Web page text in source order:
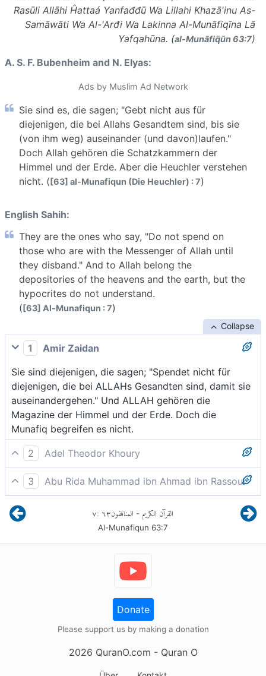
Rasūli Allāhi Ĥattaá Yanfađđū Wa Lillahi Khazā'inu As-
Samāwāti Wa Al-'Arđi Wa Lakinna Al-Munāfiqīna Lā
Yafqahūna. (al-Munāfiq̈ūn 63:7)
A. S. F. Bubenheim and N. Elyas:
Ads by Muslim Ad Network
Sie sind es, die sagen; "Gebt nicht aus für
diejenigen, die bei Allahs Gesandtem sind, bis sie
(von ihm weg) auseinander (und davon)laufen."
Doch Allah gehören die Schatzkammern der
Himmel und der Erde. Aber die Heuchler verstehen
nicht. ([63] al-Munafiqun (Die Heuchler) : 7)
English Sahih:
They are the ones who say, "Do not spend on
those who are with the Messenger of Allah until
they disband." And to Allah belong the
depositories of the heavens and the earth, but the
hypocrites do not understand.
([63] Al-Munafiqun : 7)
Collapse
1
Amir Zaidan
Sie sind diejenigen, die sagen; "Spendet nicht für
diejenigen, die bei ALLAHs Gesandten sind, damit sie
auseinandergehen." Und ALLAH gehören die
Magazine der Himmel und der Erde. Doch die
Munafiq begreifen es nicht.
2
Adel Theodor Khoury
Sie sind es, die sagen; «Spendet nicht für diejenigen,
die beim Gesandten Gottes sind, bis sie davoneilen.»
Doch Gott gehören die Vorratskammern der Himmel
und der Erde. Aber die Heuchler begreifen es nicht.
3
Abu Rida Muhammad ibn Ahmad ibn Rassoul
Sie sind es, die sagen; "Spendet nicht für die, die mit
dem Gesandten Allahs sind, bis sie (ihn) verlassen",
während doch die Schätze der Himmel und der Erde
Allahs sind; allein die Heuchler verstehen nichts.
القرآن الكريم - المنافقون٦٣:٧
Al-Munafiqun 63:7
Donate
Please support us by making a donation
2026 QuranO.com - Quran O